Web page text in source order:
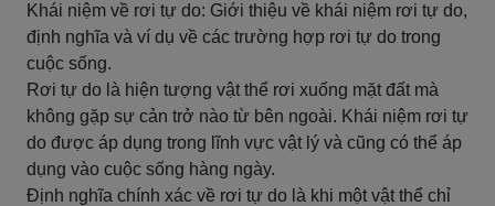
Khái niệm về rơi tự do: Giới thiệu về khái niệm rơi tự do,
định nghĩa và ví dụ về các trường hợp rơi tự do trong
cuộc sống.
Rơi tự do là hiện tượng vật thể rơi xuống mặt đất mà
không gặp sự cản trở nào từ bên ngoài. Khái niệm rơi tự
do được áp dụng trong lĩnh vực vật lý và cũng có thể áp
dụng vào cuộc sống hàng ngày.
Định nghĩa chính xác về rơi tự do là khi một vật thể chỉ